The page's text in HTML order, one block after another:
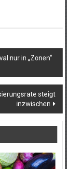
nur in „Zonen“
steigt
inzwischen